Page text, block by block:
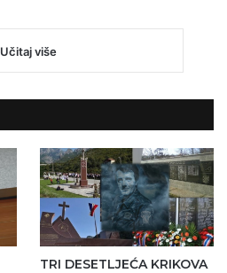
Učitaj više
TRI DESETLJEĆA KRIKOVA